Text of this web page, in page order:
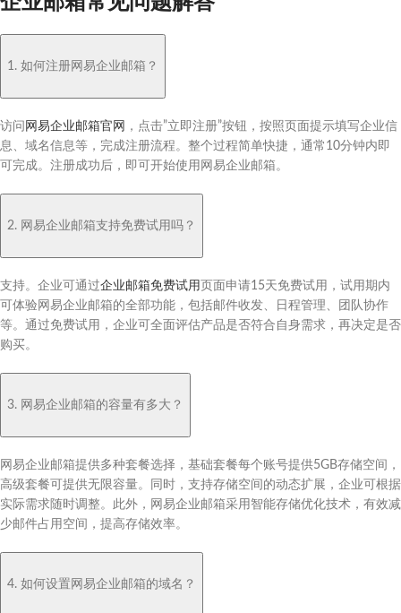
1. 如何注册网易企业邮箱？
访问 网易企业邮箱官网
，点击”立即注册”按钮，按照页面提示填写企业信
息、域名信息等，完成注册流程。整个过程简单快捷，通常10分钟内即
可完成。注册成功后，即可开始使用网易企业邮箱。
2. 网易企业邮箱支持免费试用吗？
支持。企业可通过企业邮箱免费试用 页面申请15天免费试用，试用期内
可体验网易企业邮箱的全部功能，包括邮件收发、日程管理、团队协作
等。通过免费试用，企业可全面评估产品是否符合自身需求，再决定是否
购买。
3. 网易企业邮箱的容量有多大？
网易企业邮箱提供多种套餐选择，基础套餐每个账号提供5GB存储空间，
高级套餐可提供无限容量。同时，支持存储空间的动态扩展，企业可根据
实际需求随时调整。此外，网易企业邮箱采用智能存储优化技术，有效减
少邮件占用空间，提高存储效率。
4. 如何设置网易企业邮箱的域名？